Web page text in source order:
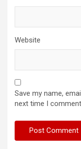
Website
Save my name,
next time I